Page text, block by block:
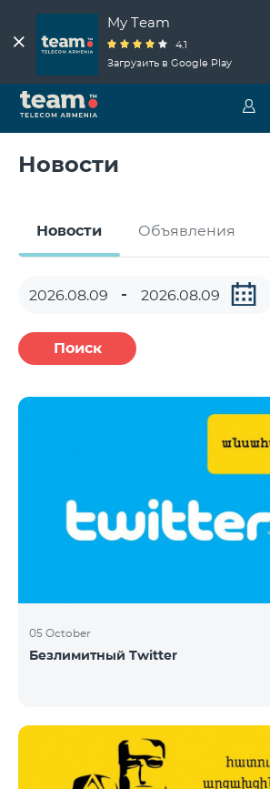
My Team
4.1
Загрузить в Google Play
Новости
Новости Объявления
Поиск
05 October
Безлимитный Twitter